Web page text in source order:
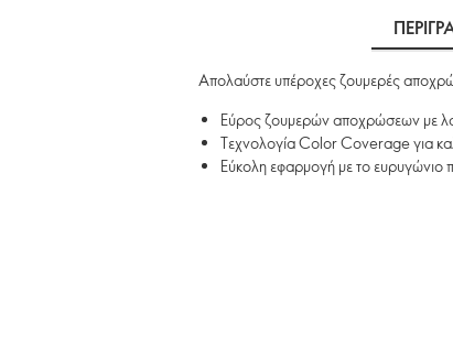
Απολαύστε υπέροχες ζουμερές
Εύρος ζουμερών αποχρώσεων με
Τεχνολογία Color Coverage για
Εύκολη εφαρμογή με το ευρυγώνιο